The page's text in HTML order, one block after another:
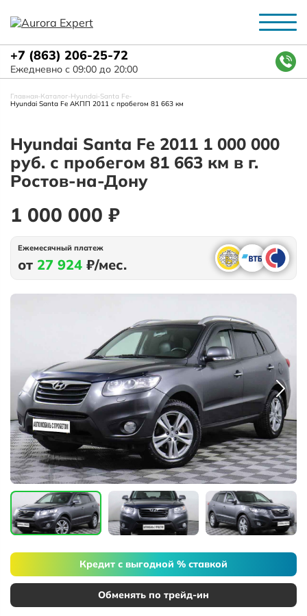
+7 (863) 206-25-72
Ежедневно с 09:00 до 20:00
Главная-Каталог-Hyundai-Santa Fe-
Hyundai Santa Fe АКПП 2011 с пробегом 81 663 км
Hyundai Santa Fe 2011 1 000 000
руб. с пробегом 81 663 км в г.
Ростов-на-Дону
1 000 000 ₽
Ежемесячный платеж
от 27 924 ₽/мес.
Кредит с выгодной % ставкой
Обменять по трейд-ин